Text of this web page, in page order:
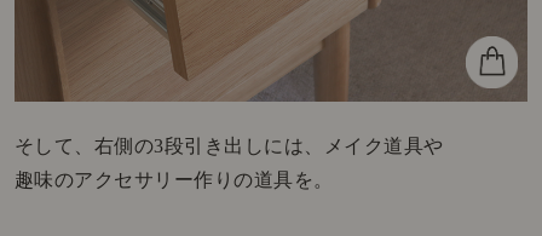
そして、右側の3段引き出しには、メイク道具や
趣味のアクセサリー作りの道具を。